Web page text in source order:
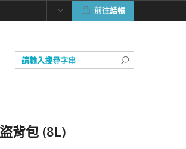
前往結帳
背包 (8L)